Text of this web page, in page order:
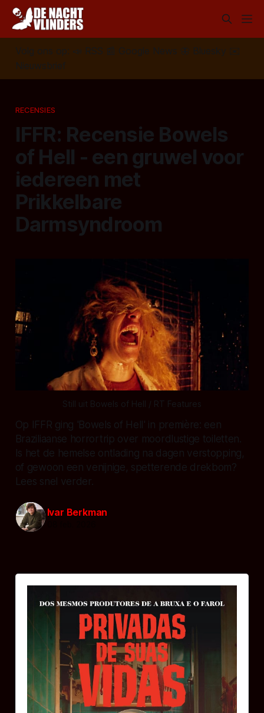
Volg ons op: 📣 RSS 📰 Google News 🦋 Bluesky
✉️
Nieuwsbrief
RECENSIES
IFFR: Recensie Bowels
of Hell - een gruwel voor
iedereen met
Prikkelbare
Darmsyndroom
Still uit Bowels of Hell / RT Features
Op IFFR ging 'Bowels of Hell' in première: een
Braziliaanse horrortrip over moordlustige toiletten.
Is het de hemelse ontlading na dagen verstopping,
of gewoon een venijnige, spetterende drekbom?
Lees snel verder.
Ivar Berkman